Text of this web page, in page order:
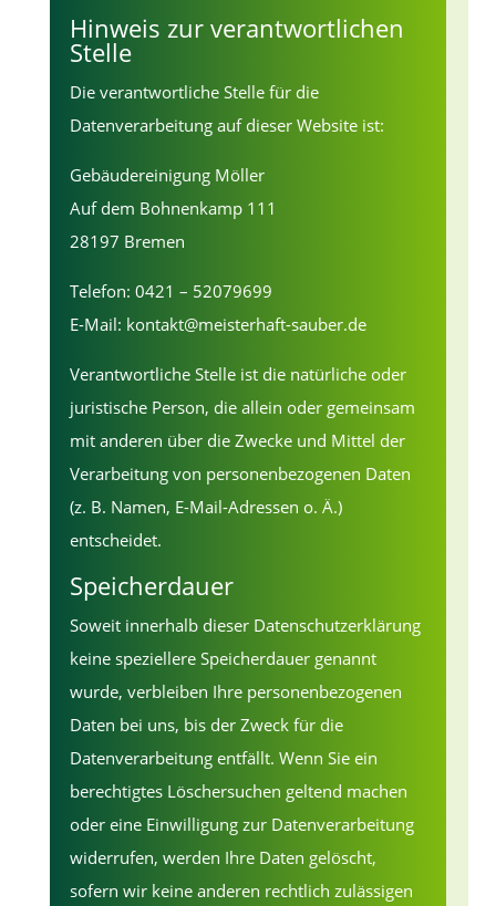
Hinweis zur verantwortlichen
Stelle
Die verantwortliche Stelle für die
Datenverarbeitung auf dieser Website ist:
Gebäudereinigung Möller
Auf dem Bohnenkamp 111
28197 Bremen
Telefon: 0421 – 52079699
E-Mail: kontakt@meisterhaft-sauber.de
Verantwortliche Stelle ist die natürliche oder
juristische Person, die allein oder gemeinsam
mit anderen über die Zwecke und Mittel der
Verarbeitung von personenbezogenen Daten
(z. B. Namen, E-Mail-Adressen o. Ä.)
entscheidet.
Speicherdauer
Soweit innerhalb dieser Datenschutzerklärung
keine speziellere Speicherdauer genannt
wurde, verbleiben Ihre personenbezogenen
Daten bei uns, bis der Zweck für die
Datenverarbeitung entfällt. Wenn Sie ein
berechtigtes Löschersuchen geltend machen
oder eine Einwilligung zur Datenverarbeitung
widerrufen, werden Ihre Daten gelöscht,
sofern wir keine anderen rechtlich zulässigen